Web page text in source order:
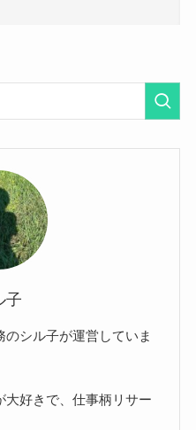
子
シル子が運営していま
大好きで、仕事柄リサー